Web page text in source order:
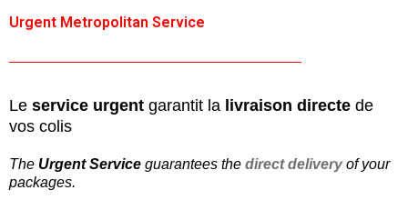
Urgent Metropolitan Service
Le service urgent garantit la livraison directe de
vos colis
The Urgent Service guarantees the direct deliveryof your
packages.